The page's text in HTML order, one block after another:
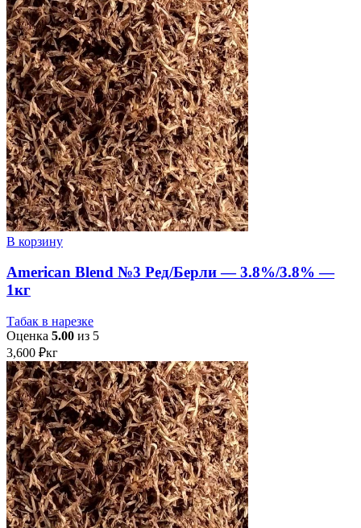
В корзину
American Blend №3 Ред/Берли — 3.8%/3.8% —
1кг
Табак в нарезке
Оценка 5.00 из 5
3,600 ₽кг